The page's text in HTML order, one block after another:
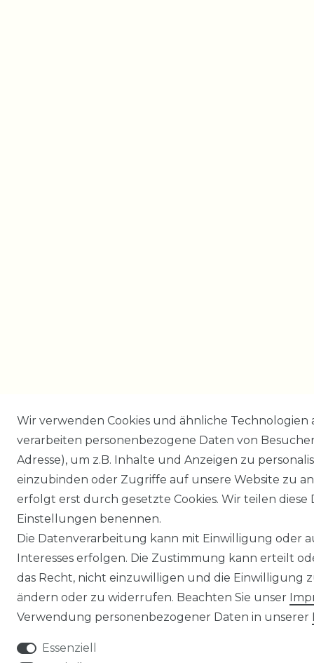
Wir verwenden Cookies und ähnliche
verarbeiten personenbezogene Daten von
Adresse), um z.B. Inhalte und Anzeigen zu
einzubinden oder Zugriffe auf unsere Website zu
erfolgt erst durch gesetzte Cookies. Wir teilen
Einstellungen benennen.
Die Datenverarbeitung kann mit Einwilligung oder
Interesses erfolgen. Die Zustimmung kann erteilt
das Recht, nicht einzuwilligen und die Einwilligung
ändern oder zu widerrufen. Beachten Sie unser
Verwendung personenbezogener Daten in unserer
Essenziell